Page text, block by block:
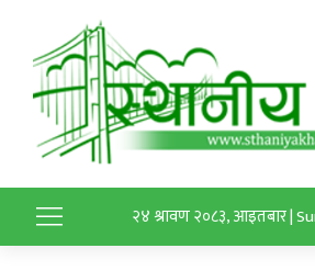
२४ श्रावण २०८३, आइतबार |